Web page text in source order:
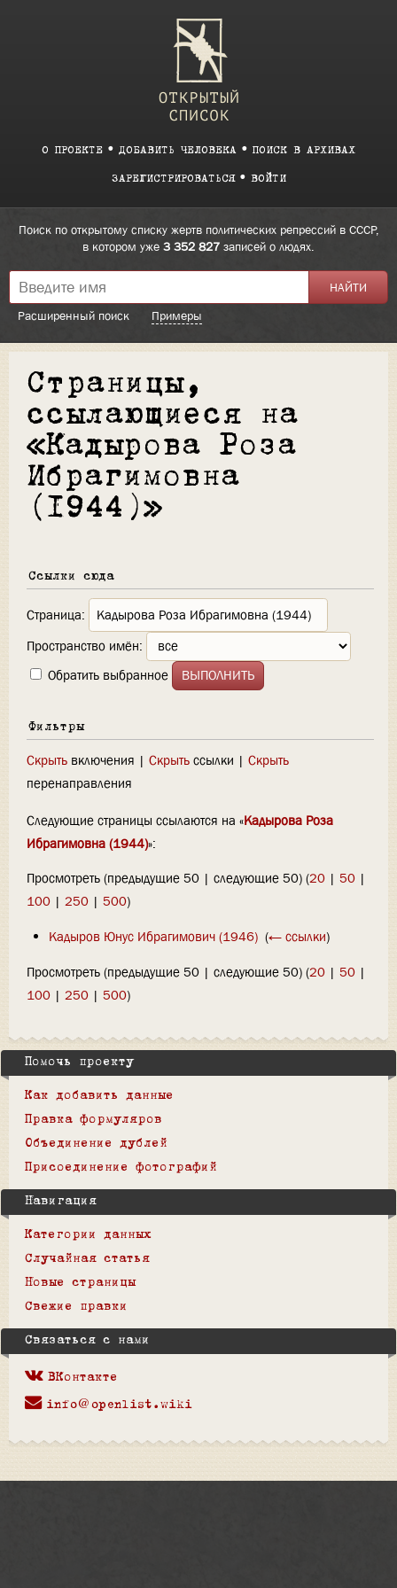
О ПРОЕКТЕ ДОБАВИТЬ ЧЕЛОВЕКА ПОИСК В АРХИВАХ
ЗАРЕГИСТРИРОВАТЬСЯ ВОЙТИ
Поиск по открытому списку жертв политических репрессий в СССР,
в котором уже 3 352 827 записей о людях.
Расширенный поиск Примеры
Страницы,
ссылающиеся на
«Кадырова Роза
Ибрагимовна
(1944)»
Ссылки сюда
Страница:
Пространство имён:
Обратить выбранное
Фильтры
Скрыть включения | Скрыть ссылки | Скрыть
перенаправления
Следующие страницы ссылаются на «Кадырова Роза
Ибрагимовна (1944)»:
Просмотреть (предыдущие 50 | следующие 50) (20 | 50 |
100 | 250 | 500)
Кадыров Юнус Ибрагимович (1946)‎ (← ссылки)
Просмотреть (предыдущие 50 | следующие 50) (20 | 50 |
100 | 250 | 500)
Помочь проекту
Как добавить данные
Правка формуляров
Объединение дублей
Присоединение фотографий
Навигация
Категории данных
Случайная статья
Новые страницы
Свежие правки
Связаться с нами
ВКонтакте
info@openlist.wiki